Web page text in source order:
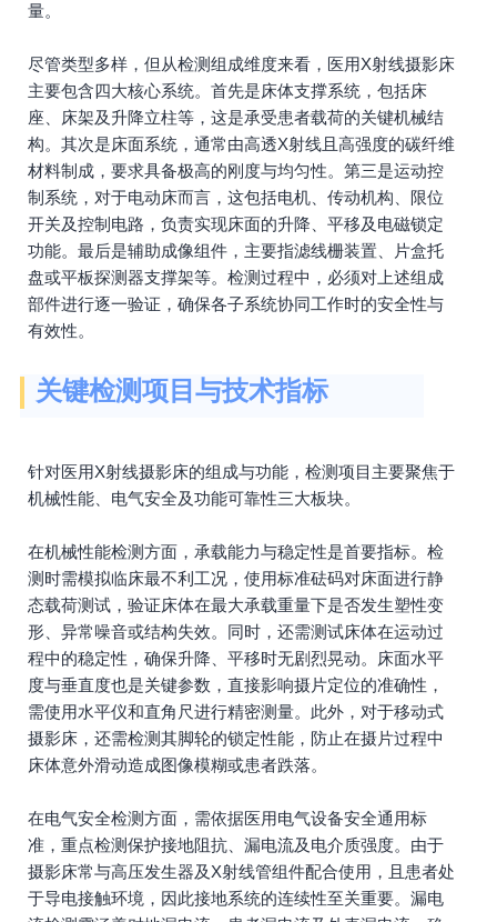
量。
尽管类型多样，但从检测组成维度来看，医用X射线摄影床
主要包含四大核心系统。首先是床体支撑系统，包括床
座、床架及升降立柱等，这是承受患者载荷的关键机械结
构。其次是床面系统，通常由高透X射线且高强度的碳纤维
材料制成，要求具备极高的刚度与均匀性。第三是运动控
制系统，对于电动床而言，这包括电机、传动机构、限位
开关及控制电路，负责实现床面的升降、平移及电磁锁定
功能。最后是辅助成像组件，主要指滤线栅装置、片盒托
盘或平板探测器支撑架等。检测过程中，必须对上述组成
部件进行逐一验证，确保各子系统协同工作时的安全性与
有效性。
关键检测项目与技术指标
针对医用X射线摄影床的组成与功能，检测项目主要聚焦于
机械性能、电气安全及功能可靠性三大板块。
在机械性能检测方面，承载能力与稳定性是首要指标。检
测时需模拟临床最不利工况，使用标准砝码对床面进行静
态载荷测试，验证床体在最大承载重量下是否发生塑性变
形、异常噪音或结构失效。同时，还需测试床体在运动过
程中的稳定性，确保升降、平移时无剧烈晃动。床面水平
度与垂直度也是关键参数，直接影响摄片定位的准确性，
需使用水平仪和直角尺进行精密测量。此外，对于移动式
摄影床，还需检测其脚轮的锁定性能，防止在摄片过程中
床体意外滑动造成图像模糊或患者跌落。
在电气安全检测方面，需依据医用电气设备安全通用标
准，重点检测保护接地阻抗、漏电流及电介质强度。由于
摄影床常与高压发生器及X射线管组件配合使用，且患者处
于导电接触环境，因此接地系统的连续性至关重要。漏电